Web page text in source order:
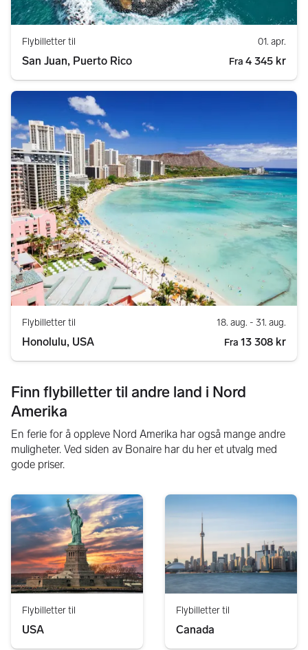
Flybilletter til 01. apr.
San Juan, Puerto Rico Fra 4 345 kr
Flybilletter til 18. aug. - 31. aug.
Honolulu, USA Fra 13 308 kr
Finn flybilletter til andre land i Nord
Amerika
En ferie for å oppleve Nord Amerika har også mange andre
muligheter. Ved siden av Bonaire har du her et utvalg med
gode priser.
Flybilletter til
USA
Flybilletter til
Canada